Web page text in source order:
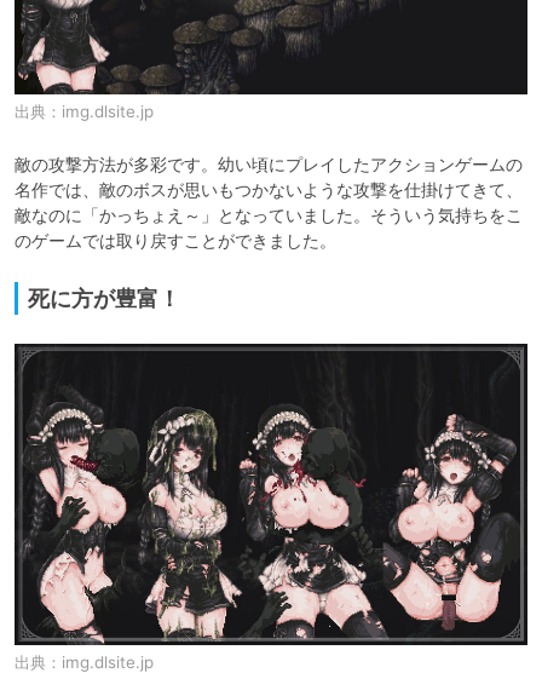
出典： img.dlsite.jp
敵の攻撃方法が多彩です。幼い頃にプレイしたアクションゲームの
名作では、敵のボスが思いもつかないような攻撃を仕掛けてきて、
敵なのに「かっちょえ～」となっていました。そういう気持ちをこ
のゲームでは取り戻すことができました。
死に方が豊富！
出典： img.dlsite.jp